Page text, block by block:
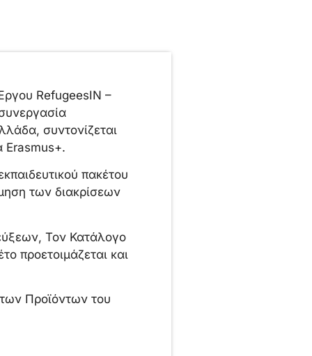
RefugeesIN –
συντονίζεται
Erasmus+.
πακέτου
των διακρίσεων
Τον Κατάλογο
προετοιμάζεται και
Προϊόντων του